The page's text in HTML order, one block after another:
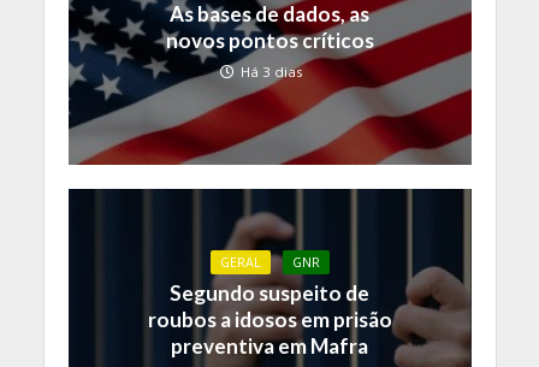
As bases de dados, as
novos pontos críticos
Há 3 dias
GERAL GNR
Segundo suspeito de
roubos a idosos em prisão
preventiva em Mafra